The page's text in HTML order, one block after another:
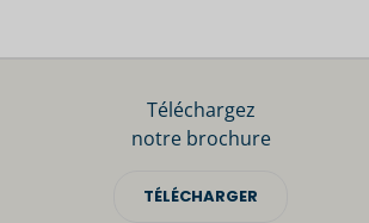
Téléchargez
notre brochure
TÉLÉCHARGER